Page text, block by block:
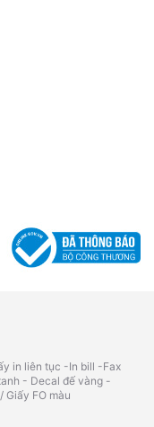
in liên tục -In bill -Fax
- Decal đế vàng -
/ Giấy FO màu